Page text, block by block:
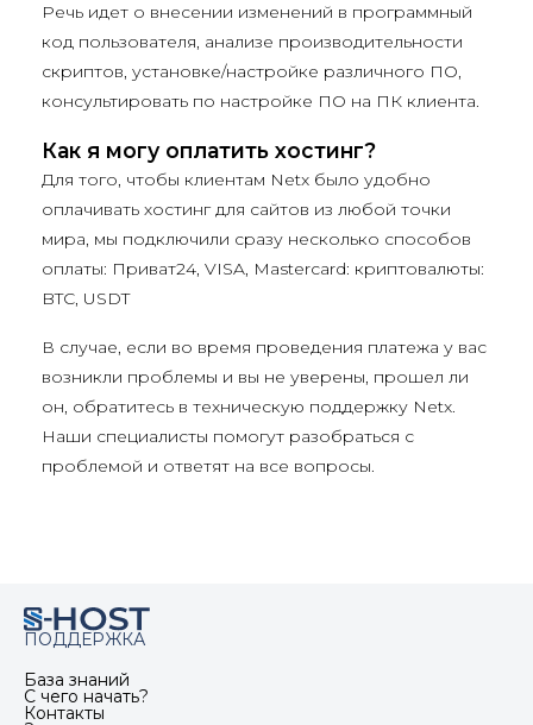
Речь идет о внесении изменений в программный
код пользователя, анализе производительности
скриптов, установке/настройке различного ПО,
консультировать по настройке ПО на ПК клиента.
Как я могу оплатить хостинг?
Для того, чтобы клиентам Netx было удобно
оплачивать хостинг для сайтов из любой точки
мира, мы подключили сразу несколько способов
оплаты: Приват24, VISA, Mastercard: криптовалюты:
BTC, USDT
В случае, если во время проведения платежа у вас
возникли проблемы и вы не уверены, прошел ли
он, обратитесь в техническую поддержку Netx.
Наши специалисты помогут разобраться с
проблемой и ответят на все вопросы.
ПОДДЕРЖКА
База знаний
С чего начать?
Контакты